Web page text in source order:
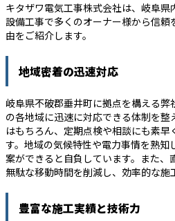
キタザワ電気工事株式会社は、岐阜
設備工事で多くのオーナー様から信頼
由をご紹介します。
地域密着の迅速対応
岐阜県不破郡垂井町に拠点を構える
の各地域に迅速に対応できる体制を
はもちろん、定期点検や相談にも素
す。地域の気候特性や電力事情を熟知
案ができると自負しています。また、
無駄な移動時間を削減し、効率的な施
豊富な施工実績と技術力